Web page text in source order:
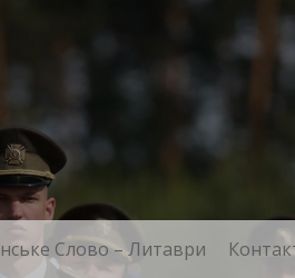
Слово – Литаври